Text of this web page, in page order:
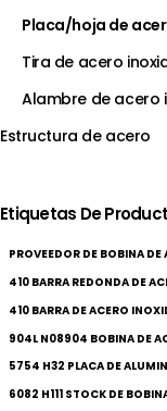
Placa/hoja de
Tira de acero
Alambre de acero
Estructura de acero
Etiquetas De
PROVEEDOR DE BOBINA
410 BARRA REDONDA DE
410 BARRA DE ACERO
904L N08904 BOBINA DE
5754 H32 PLACA DE
6082 H111 STOCK DE